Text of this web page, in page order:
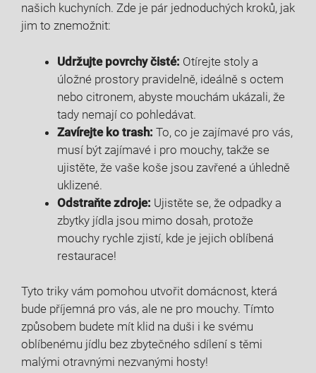
našich kuchyních. Zde je pár jednoduchých kroků, jak
jim to znemožnit:
Udržujte povrchy čisté: Otírejte stoly a
úložné prostory pravidelně, ideálně s octem
nebo citronem, abyste mouchám ukázali, že
tady nemají co pohledávat.
Zavírejte ko trash: To, co je zajímavé pro vás,
musí být zajímavé i pro mouchy, takže se
ujistěte, že vaše koše jsou zavřené a úhledně
uklizené.
Odstraňte zdroje: Ujistěte se, že odpadky a
zbytky jídla jsou mimo dosah, protože
mouchy rychle zjistí, kde je jejich oblíbená
restaurace!
Tyto triky vám pomohou utvořit domácnost, která
bude příjemná pro vás, ale ne pro mouchy. Tímto
způsobem budete mít klid na duši i ke svému
oblíbenému jídlu bez zbytečného sdílení s těmi
malými otravnými nezvanými hosty!